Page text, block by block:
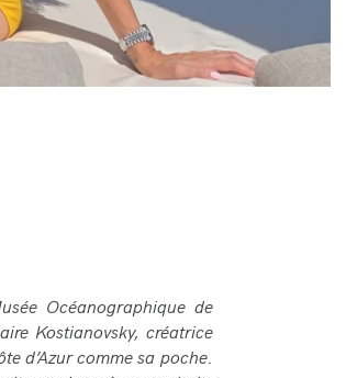
Océanographique de
Kostianovsky, créatrice
d’Azur comme sa poche.